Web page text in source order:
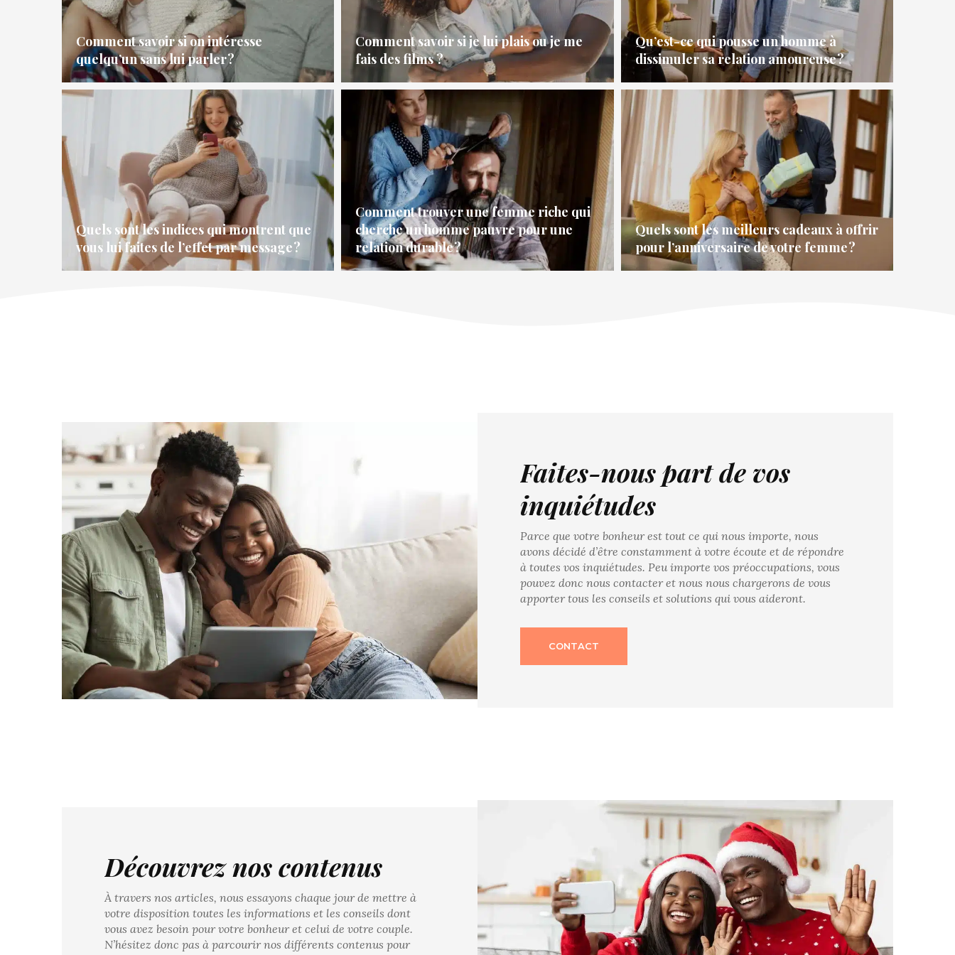
Comment savoir si on intéresse
quelqu’un sans lui parler ?
Comment savoir si je lui plais ou je me
fais des films ?
Qu’est-ce qui pousse un homme à
dissimuler sa relation amoureuse ?
Quels sont les indices qui montrent que
vous lui faites de l’effet par message ?
Comment trouver une femme riche qui
cherche un homme pauvre pour une
relation durable ?
Quels sont les meilleurs cadeaux à offrir
pour l’anniversaire de votre femme ?
Faites-nous part de vos
inquiétudes
Parce que votre bonheur est tout ce qui nous importe, nous
avons décidé d’être constamment à votre écoute et de répondre
à toutes vos inquiétudes. Peu importe vos préoccupations, vous
pouvez donc nous contacter et nous nous chargerons de vous
apporter tous les conseils et solutions qui vous aideront.
CONTACT
Découvrez nos contenus
À travers nos articles, nous essayons chaque jour de mettre à
votre disposition toutes les informations et les conseils dont
vous avez besoin pour votre bonheur et celui de votre couple.
N’hésitez donc pas à parcourir nos différents contenus pour